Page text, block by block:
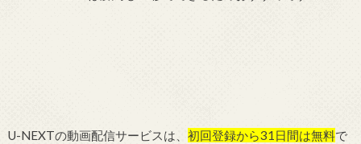
U-NEXTの動画配信サービスは、 初回登録から31日間は無料で